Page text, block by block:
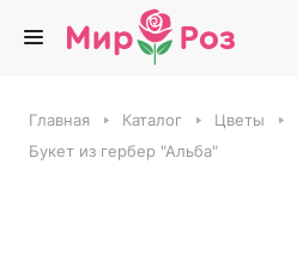
Главная Каталог Цветы
Букет из гербер "Альба"